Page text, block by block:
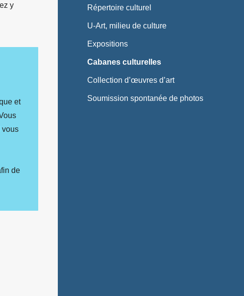
y
et
vous
de
Répertoire culturel
U-Art, milieu de culture
Expositions
Cabanes culturelles
Collection d’œuvres d’art
Soumission spontanée de photos